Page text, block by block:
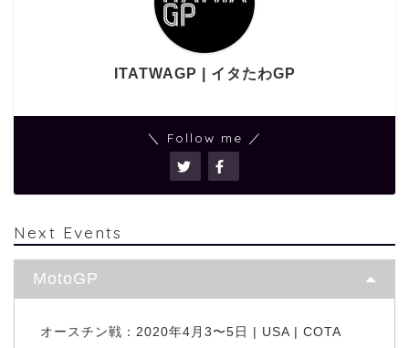
ITATWAGP | イタたわGP
＼ Follow me ／
Next Events
MotoGP
オースチン戦：2020年4月3〜5日 | USA | COTA